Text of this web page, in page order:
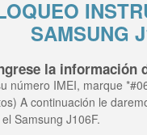
SAMSUNG
la información
número IMEI, marque
A continuación le
Samsung J106F.